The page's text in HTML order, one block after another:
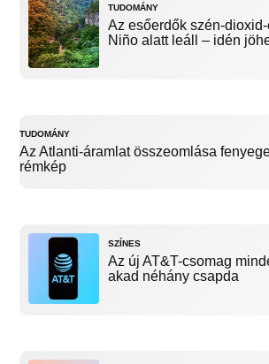
TUDOMÁNY
Az esőerdők szén-
Niño alatt leáll – idén
TUDOMÁNY
Az Atlanti-áramlat összeomlása
rémkép
SZÍNES
Az új AT&T-csomag
akad néhány csapda